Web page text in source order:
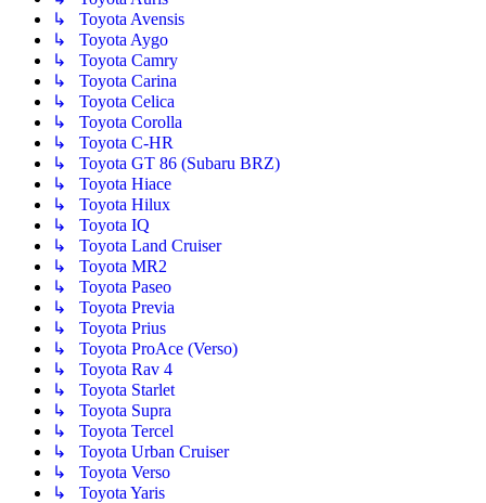
↳ Toyota Avensis
↳ Toyota Aygo
↳ Toyota Camry
↳ Toyota Carina
↳ Toyota Celica
↳ Toyota Corolla
↳ Toyota C-HR
↳ Toyota GT 86 (Subaru BRZ)
↳ Toyota Hiace
↳ Toyota Hilux
↳ Toyota IQ
↳ Toyota Land Cruiser
↳ Toyota MR2
↳ Toyota Paseo
↳ Toyota Previa
↳ Toyota Prius
↳ Toyota ProAce (Verso)
↳ Toyota Rav 4
↳ Toyota Starlet
↳ Toyota Supra
↳ Toyota Tercel
↳ Toyota Urban Cruiser
↳ Toyota Verso
↳ Toyota Yaris